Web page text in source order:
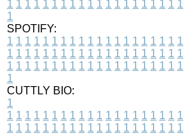
1 1 1 1 1 1 1 1 1 1 1 1 1 1 1 1 1 1 1 1
1
SPOTIFY:
1 1 1 1 1 1 1 1 1 1 1 1 1 1 1 1 1 1 1 1
1 1 1 1 1 1 1 1 1 1 1 1 1 1 1 1 1 1 1 1
1 1 1 1 1 1 1 1 1 1 1 1 1 1 1 1 1 1 1 1
1
CUTTLY BIO:
1
1 1 1 1 1 1 1 1 1 1 1 1 1 1 1 1 1 1 1 1
1 1 1 1 1 1 1 1 1 1 1 1 1 1 1 1 1 1 1 1